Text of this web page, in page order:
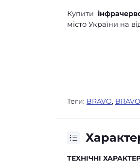
Купити
місто України на
Теги: BRAVO, BRAVO
ТЕХНІЧНІ